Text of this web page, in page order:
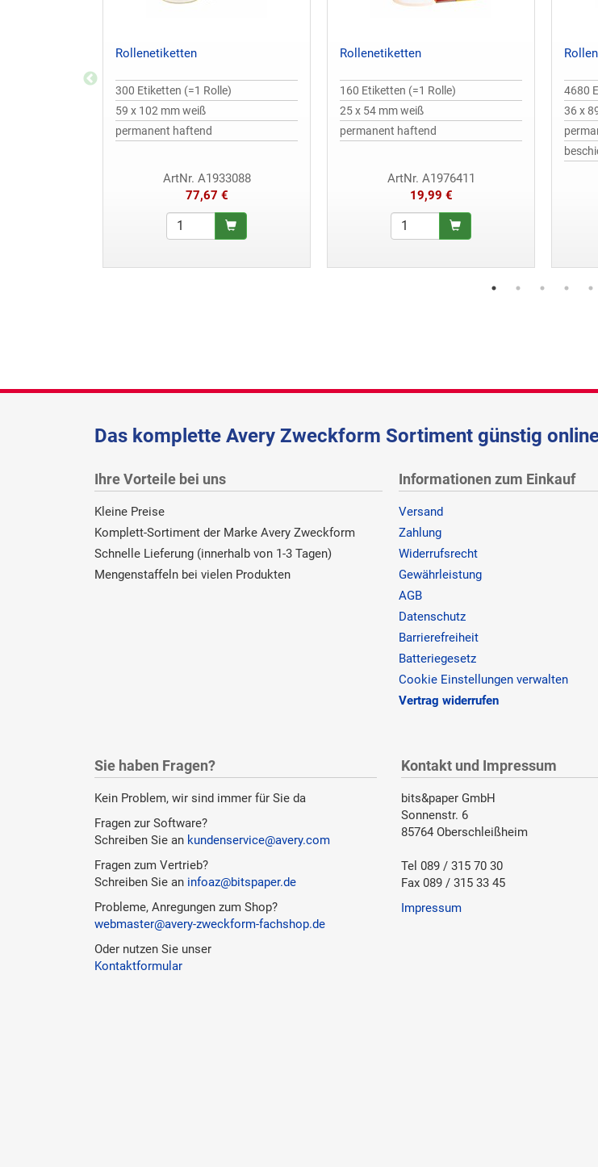
Rollenetiketten
300 Etiketten (=1 Rolle)
59 x 102 mm weiß
permanent haftend
ArtNr. A1933088
77,67 €
Rollenetiketten
160 Etiketten (=1 Rolle)
25 x 54 mm weiß
permanent haftend
ArtNr. A1976411
19,99 €
4680
36 x
Das komplette Avery Zweckform Sortiment günstig
Ihre Vorteile bei uns
Kleine Preise
Komplett-Sortiment der Marke Avery Zweckform
Schnelle Lieferung (innerhalb von 1-3 Tagen)
Mengenstaffeln bei vielen Produkten
Informationen zum Einkauf
Versand
Zahlung
Widerrufsrecht
Gewährleistung
AGB
Datenschutz
Barrierefreiheit
Batteriegesetz
Cookie Einstellungen verwalten
Vertrag widerrufen
Sie haben Fragen?
Kein Problem, wir sind immer für Sie da
Fragen zur Software?
Schreiben Sie an kundenservice@avery.com
Fragen zum Vertrieb?
Schreiben Sie an infoaz@bitspaper.de
Probleme, Anregungen zum Shop?
webmaster@avery-zweckform-fachshop.de
Oder nutzen Sie unser
Kontaktformular
Kontakt und Impressum
bits&paper GmbH
Sonnenstr. 6
85764 Oberschleißheim
Tel 089 / 315 70 30
Fax 089 / 315 33 45
Impressum